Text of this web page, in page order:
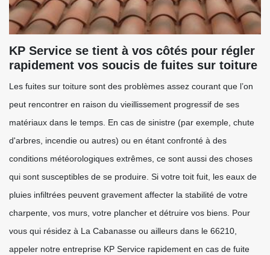
KP Service se tient à vos côtés pour régler
rapidement vos soucis de fuites sur toiture
Les fuites sur toiture sont des problèmes assez courant que l’on
peut rencontrer en raison du vieillissement progressif de ses
matériaux dans le temps. En cas de sinistre (par exemple, chute
d'arbres, incendie ou autres) ou en étant confronté à des
conditions météorologiques extrêmes, ce sont aussi des choses
qui sont susceptibles de se produire. Si votre toit fuit, les eaux de
pluies infiltrées peuvent gravement affecter la stabilité de votre
charpente, vos murs, votre plancher et détruire vos biens. Pour
vous qui résidez à La Cabanasse ou ailleurs dans le 66210,
appeler notre entreprise KP Service rapidement en cas de fuite